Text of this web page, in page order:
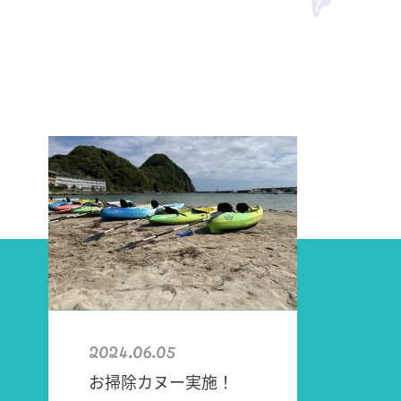
2024.06.05
お掃除カヌー実施！